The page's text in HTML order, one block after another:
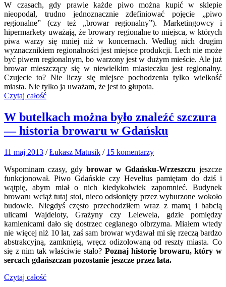
W czasach, gdy prawie każde piwo można kupić w sklepie
nieopodal, trudno jednoznacznie zdefiniować pojęcie „piwo
regionalne” (czy też „browar regionalny”). Marketingowcy i
hipermarkety uważają, że browary regionalne to miejsca, w których
piwa warzy się mniej niż w koncernach. Według nich drugim
wyznacznikiem regionalności jest miejsce produkcji. Lech nie może
być piwem regionalnym, bo warzony jest w dużym mieście. Ale już
browar mieszczący się w niewielkim miasteczku jest regionalny.
Czujecie to? Nie liczy się miejsce pochodzenia tylko wielkość
miasta. Nie tylko ja uważam, że jest to głupota.
Czytaj całość
W butelkach można było znaleźć szczura
— historia browaru w Gdańsku
11 maj 2013 /Łukasz Matusik / 15 komentarzy
Wspominam czasy, gdy browar w Gdańsku-Wrzeszczu jeszcze
funkcjonował. Piwo Gdańskie czy Hevelius pamiętam do dziś i
wątpię, abym miał o nich kiedykolwiek zapomnieć. Budynek
browaru wciąż tutaj stoi, nieco odsłonięty przez wyburzone wokoło
budowle. Niegdyś często przechodziłem wraz z mamą i babcią
ulicami Wajdeloty, Grażyny czy Lelewela, gdzie pomiędzy
kamienicami dało się dostrzec ceglanego olbrzyma. Miałem wtedy
nie więcej niż 10 lat, zaś sam browar wydawał mi się rzeczą bardzo
abstrakcyjną, zamkniętą, wręcz odizolowaną od reszty miasta. Co
się z nim tak właściwie stało? Poznaj historię browaru, który w
sercach gdańszczan pozostanie jeszcze przez lata.
Czytaj całość